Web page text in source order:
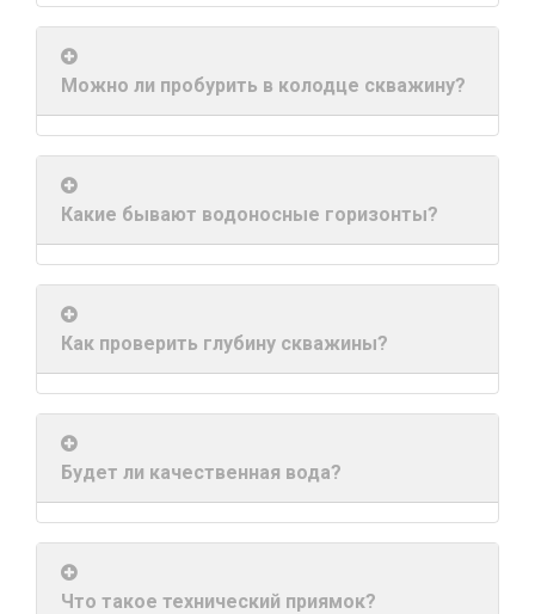
Можно ли пробурить в колодце скважину?
Какие бывают водоносные горизонты?
Как проверить глубину скважины?
Будет ли качественная вода?
Что такое технический приямок?